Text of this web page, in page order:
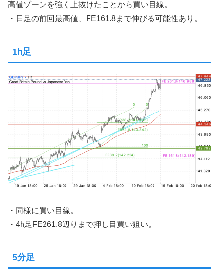
高値ゾーンを強く上抜けたことから買い目線。
・日足の前回最高値、FE161.8まで伸びる可能性あり。
1h足
・同様に買い目線。
・4h足FE261.8辺りまで押し目買い狙い。
5分足